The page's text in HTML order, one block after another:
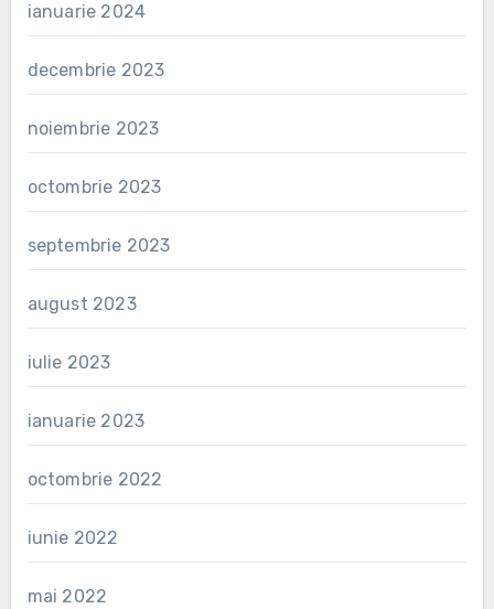
ianuarie 2024
decembrie 2023
noiembrie 2023
octombrie 2023
septembrie 2023
august 2023
iulie 2023
ianuarie 2023
octombrie 2022
iunie 2022
mai 2022